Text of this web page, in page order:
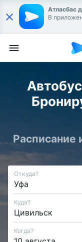
Атласбас
В
Расписание
Откуда?
Куда?
Когда?